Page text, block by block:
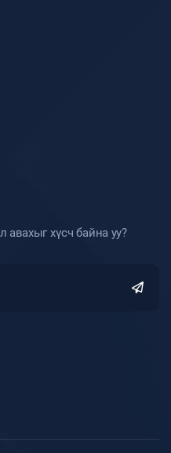
авахыг хүсч байна уу?